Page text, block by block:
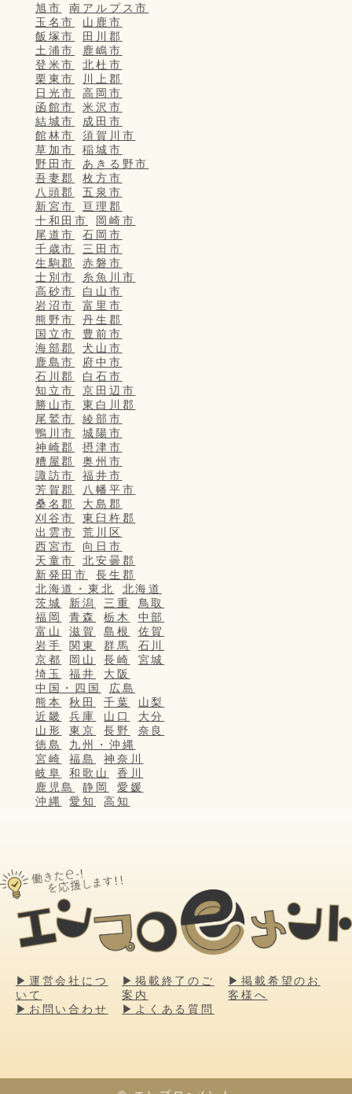
旭市
南アルプス市
玉名市
山鹿市
飯塚市
田川郡
土浦市
鹿嶋市
登米市
北杜市
栗東市
川上郡
日光市
高岡市
函館市
米沢市
結城市
成田市
館林市
須賀川市
草加市
稲城市
野田市
あきる野市
吾妻郡
枚方市
八頭郡
五泉市
新宮市
亘理郡
十和田市
岡崎市
尾道市
石岡市
千歳市
三田市
生駒郡
赤磐市
士別市
糸魚川市
高砂市
白山市
岩沼市
富里市
熊野市
丹生郡
国立市
豊前市
海部郡
犬山市
鹿島市
府中市
石川郡
白石市
知立市
京田辺市
勝山市
東白川郡
尾鷲市
綾部市
鴨川市
城陽市
神崎郡
摂津市
糟屋郡
奥州市
諏訪市
福井市
芳賀郡
八幡平市
桑名郡
大島郡
刈谷市
東臼杵郡
出雲市
荒川区
西宮市
向日市
天童市
北安曇郡
新発田市
長生郡
北海道・東北
北海道
茨城
新潟 三重
鳥取
福岡
青森 栃木
中部
富山
滋賀 島根
佐賀
岩手
関東 群馬
石川
京都
岡山 長崎
宮城
埼玉
福井
大阪
中国・四国
広島
熊本
秋田 千葉
山梨
近畿
兵庫 山口
大分
山形
東京 長野
奈良
徳島
九州・沖縄
宮崎
福島
神奈川
岐阜
和歌山
香川
鹿児島
静岡
愛媛
沖縄
愛知 高知
▶運営会社につ
いて
▶掲載終了のご
案内
▶掲載希望のお
客様へ
▶お問い合わせ
▶よくある質問